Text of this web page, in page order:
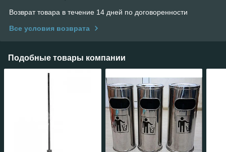
Возврат товара в течение 14 дней по договоренности
Все условия возврата
Подобные товары компании